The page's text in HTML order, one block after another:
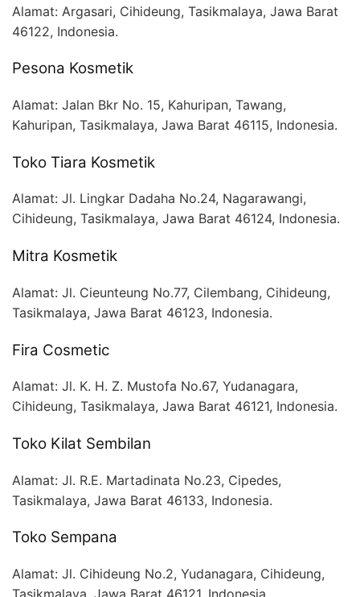
Alamat: Argasari, Cihideung, Tasikmalaya, Jawa Barat
46122, Indonesia.
Pesona Kosmetik
Alamat: Jalan Bkr No. 15, Kahuripan, Tawang,
Kahuripan, Tasikmalaya, Jawa Barat 46115, Indonesia.
Toko Tiara Kosmetik
Alamat: Jl. Lingkar Dadaha No.24, Nagarawangi,
Cihideung, Tasikmalaya, Jawa Barat 46124, Indonesia.
Mitra Kosmetik
Alamat: Jl. Cieunteung No.77, Cilembang, Cihideung,
Tasikmalaya, Jawa Barat 46123, Indonesia.
Fira Cosmetic
Alamat: Jl. K. H. Z. Mustofa No.67, Yudanagara,
Cihideung, Tasikmalaya, Jawa Barat 46121, Indonesia.
Toko Kilat Sembilan
Alamat: Jl. R.E. Martadinata No.23, Cipedes,
Tasikmalaya, Jawa Barat 46133, Indonesia.
Toko Sempana
Alamat: Jl. Cihideung No.2, Yudanagara, Cihideung,